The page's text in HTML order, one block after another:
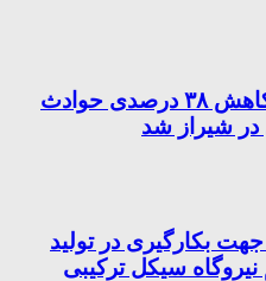
فرهنگ سازی منجر به کاهش ۳۸ درصدی حوادث
شیراز شد
بکارگیری در تولید
سیکل ترکیبی